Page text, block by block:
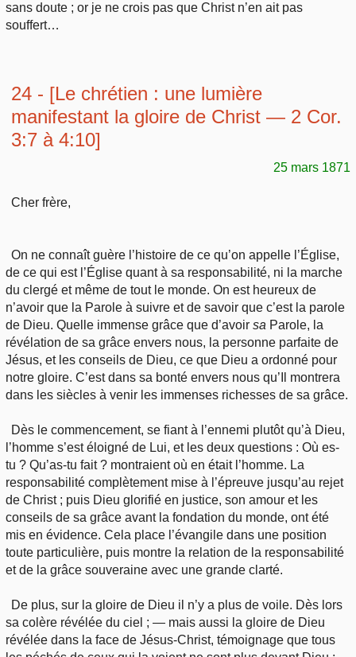
sans doute ; or je ne crois pas que Christ n’en ait pas
souffert…
24 - [Le chrétien : une lumière
manifestant la gloire de Christ — 2 Cor.
3:7 à 4:10]
25 mars 1871
Cher frère,
On ne connaît guère l’histoire de ce qu’on appelle l’Église,
de ce qui est l’Église quant à sa responsabilité, ni la marche
du clergé et même de tout le monde. On est heureux de
n’avoir que la Parole à suivre et de savoir que c’est la parole
de Dieu. Quelle immense grâce que d’avoir sa Parole, la
révélation de sa grâce envers nous, la personne parfaite de
Jésus, et les conseils de Dieu, ce que Dieu a ordonné pour
notre gloire. C’est dans sa bonté envers nous qu’Il montrera
dans les siècles à venir les immenses richesses de sa grâce.
Dès le commencement, se fiant à l’ennemi plutôt qu’à Dieu,
l’homme s’est éloigné de Lui, et les deux questions : Où es-
tu ? Qu’as-tu fait ? montraient où en était l’homme. La
responsabilité complètement mise à l’épreuve jusqu’au rejet
de Christ ; puis Dieu glorifié en justice, son amour et les
conseils de sa grâce avant la fondation du monde, ont été
mis en évidence. Cela place l’évangile dans une position
toute particulière, puis montre la relation de la responsabilité
et de la grâce souveraine avec une grande clarté.
De plus, sur la gloire de Dieu il n’y a plus de voile. Dès lors
sa colère révélée du ciel ; — mais aussi la gloire de Dieu
révélée dans la face de Jésus-Christ, témoignage que tous